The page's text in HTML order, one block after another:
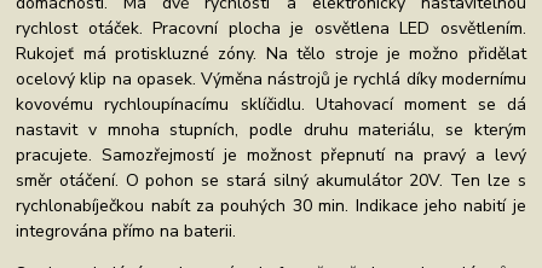
rychlost otáček. Pracovní plocha je osvětlena LED osvětlením.
Rukojeť má protiskluzné zóny. Na tělo stroje je možno přidělat
ocelový klip na opasek. Výměna nástrojů je rychlá díky modernímu
kovovému rychloupínacímu sklíčidlu. Utahovací moment se dá
nastavit v mnoha stupních, podle druhu materiálu, se kterým
pracujete. Samozřejmostí je možnost přepnutí na pravý a levý
směr otáčení. O pohon se stará silný akumulátor 20V. Ten lze s
rychlonabíječkou nabít za pouhých 30 min. Indikace jeho nabití je
integrována přímo na baterii.